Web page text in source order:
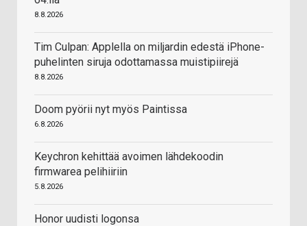
8.8.2026
Tim Culpan: Applella on miljardin edestä iPhone-
puhelinten siruja odottamassa muistipiirejä
8.8.2026
Doom pyörii nyt myös Paintissa
6.8.2026
Keychron kehittää avoimen lähdekoodin
firmwarea pelihiiriin
5.8.2026
Honor uudisti logonsa